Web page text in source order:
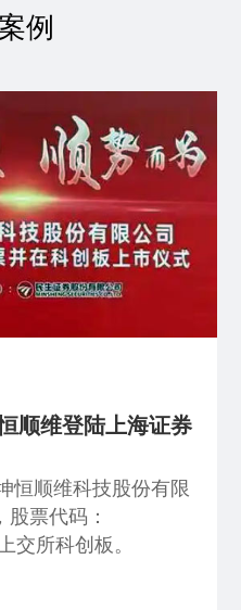
例
顺维登陆上海证券
恒顺维科技股份有限
股票代码：
交所科创板。